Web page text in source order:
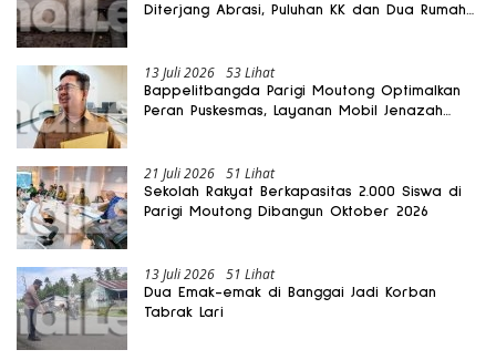
Diterjang Abrasi, Puluhan KK dan Dua Rumah
13 Juli 2026 53 Lihat
Bappelitbangda Parigi Moutong Optimalkan
Peran Puskesmas, Layanan Mobil Jenazah
21 Juli 2026 51 Lihat
Sekolah Rakyat Berkapasitas 2.000 Siswa di
Parigi Moutong Dibangun Oktober 2026
13 Juli 2026 51 Lihat
Dua Emak-emak di Banggai Jadi Korban
Tabrak Lari